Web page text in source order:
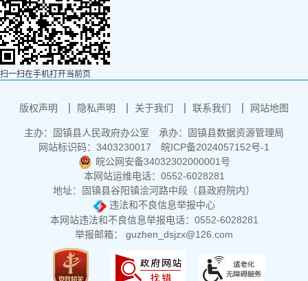
扫一扫在手机打开当前页
版权声明 隐私声明 关于我们 联系我们 网站地图
主办：固镇县人民政府办公室
承办：固镇县数据资源管理局
网站标识码：3403230017
皖ICP备2024057152号-1
皖公网安备34032302000001号
本网站运维电话：0552-6028281
地址：固镇县谷阳镇浍河路中段（县政府院内）
违法和不良信息举报中心
本网站违法和不良信息举报电话：0552-6028281
举报邮箱： guzhen_dsjzx@126.com